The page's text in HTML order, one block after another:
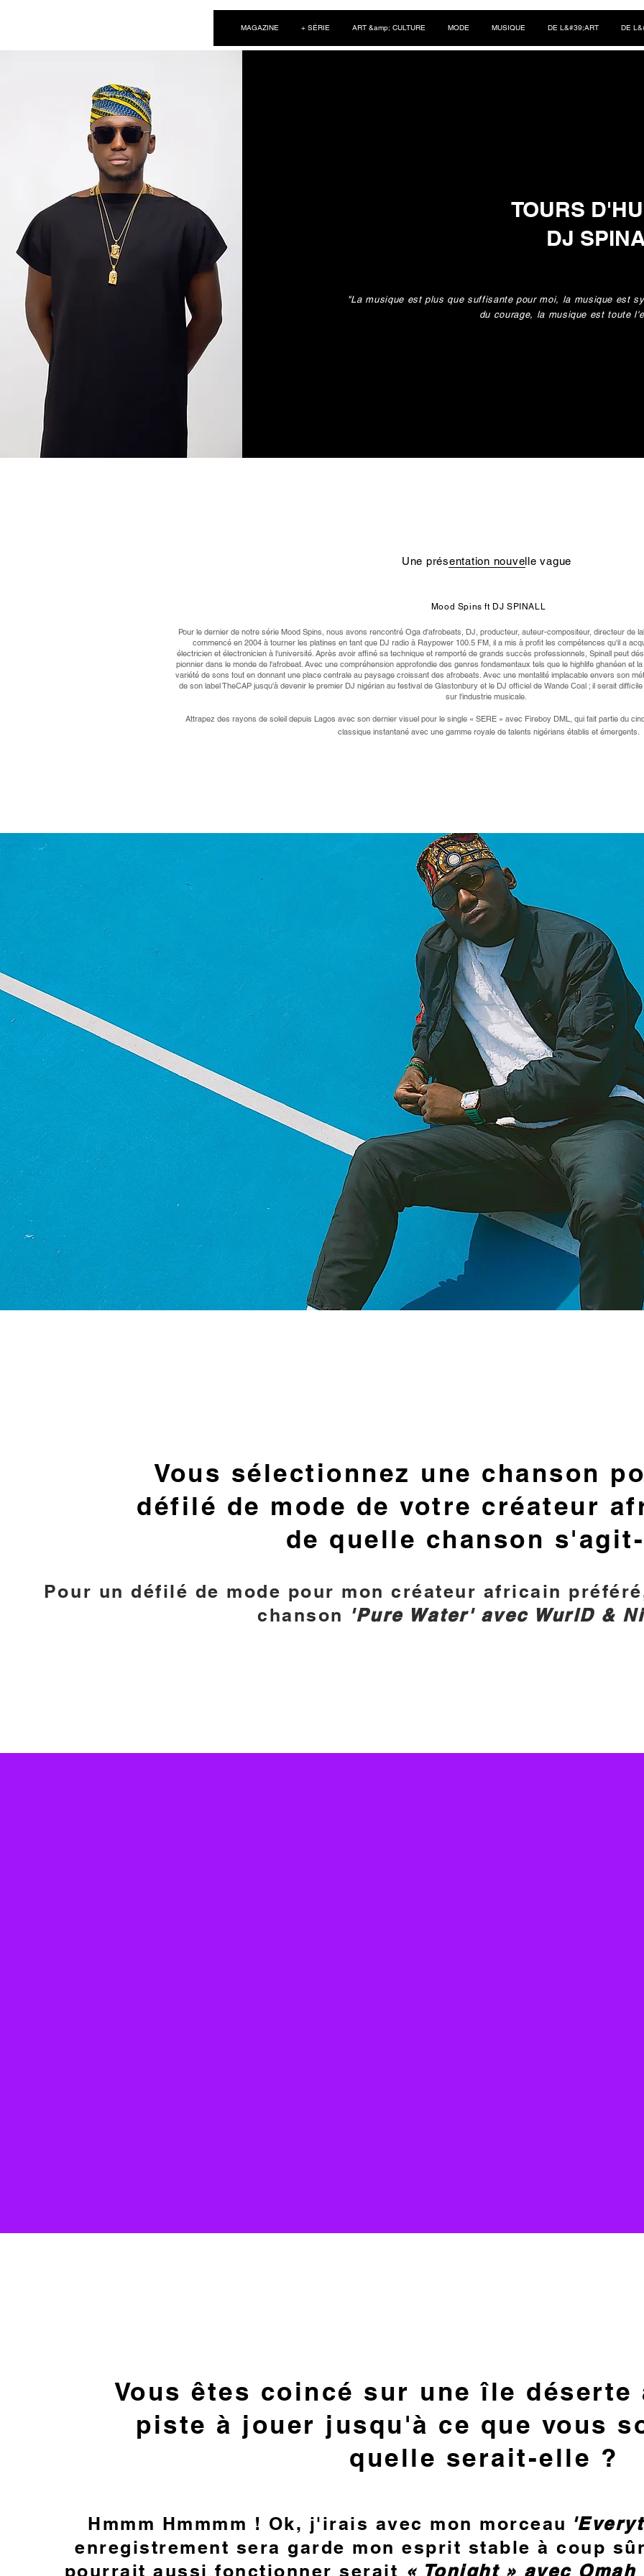
MAGAZINE + SÉRIE ART &amp; CULTURE MODE MUSIQUE DE L&#39;ART DE
TOURS
DJ
"La musique est plus que suffisante pour moi, la musique est
du courage, la musique est toute
Une présentation nouvelle vague
Mood Spins ft DJ SPINALL
Pour le dernier de notre série Mood Spins, nous avons rencontré Oga d'afrobeats, DJ, producteur, auteur-compositeur, directeur de
commencé en 2004 à tourner les platines en tant que DJ radio à Raypower 100.5 FM, il a mis à profit les compétences qu'il a
électricien et électronicien à l'université. Après avoir affiné sa technique et remporté de grands succès professionnels, Spinall peut
pionnier dans le monde de l'afrobeat. Avec une compréhension approfondie des genres fondamentaux tels que le highlife ghanéen et
variété de sons tout en donnant une place centrale au paysage croissant des afrobeats. Avec une mentalité implacable envers son
de son label TheCAP jusqu'à devenir le premier DJ nigérian au festival de Glastonbury et le DJ officiel de Wande Coal ; il serait
sur l'industrie musicale.
Attrapez des rayons de soleil depuis Lagos avec son dernier visuel pour le single « SERE » avec Fireboy DML, qui fait partie du
classique instantané avec une gamme royale de talents nigérians établis et émergents.
Vous sélectionnez une chanson
défilé de mode de votre créateur
de quelle chanson
Pour un défilé de mode pour mon créateur africain
chanson 'Pure Water' avec WurlD &
Vous êtes coincé sur une île déserte
piste à jouer jusqu'à ce que vous
quelle serait-elle ?
Hmmm Hmmmm ! Ok, j'irais avec mon morceau
enregistrement sera garde mon esprit stable à coup
pourrait aussi fonctionner serait « Tonight » avec Omah